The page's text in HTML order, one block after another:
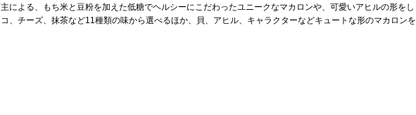
による、もち米と豆粉を加えた低糖でヘルシーにこだわったユニークなマカロンや、可愛いアヒルの形をし
、チーズ、抹茶など11種類の味から選べるほか、貝、アヒル、キャラクターなどキュートな形のマカロンを